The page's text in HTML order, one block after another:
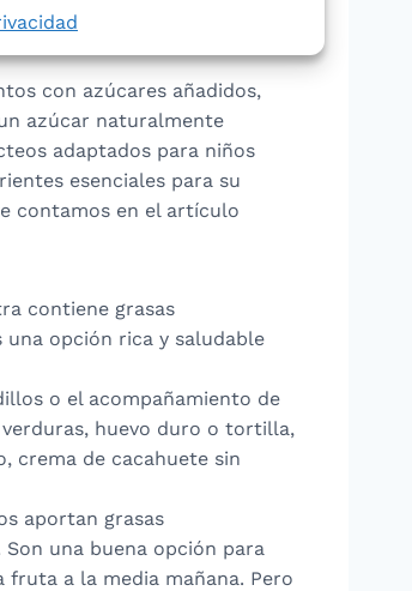
o un batido hecho con fruta
con azúcares añadidos,
azúcar naturalmente
adaptados para niños
esenciales para su
contamos en el artículo
contiene grasas
opción rica y saludable
o el acompañamiento de
huevo duro o tortilla,
crema de cacahuete sin
aportan grasas
una buena opción para
a la media mañana. Pero